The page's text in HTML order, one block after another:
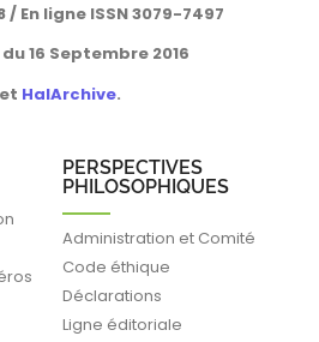
/ En ligne ISSN 3079-7497
du 16 Septembre 2016
et HalArchive.
PERSPECTIVES
PHILOSOPHIQUES
Administration et Comité
Code éthique
Déclarations
Ligne éditoriale